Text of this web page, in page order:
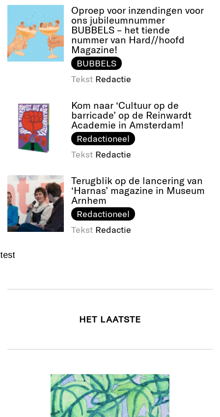
Oproep voor inzendingen voor
ons jubileumnummer
BUBBELS – het tiende
nummer van Hard//hoofd
Magazine!
BUBBELS
Tekst Redactie
Kom naar ‘Cultuur op de
barricade’ op de Reinwardt
Academie in Amsterdam!
Redactioneel
Tekst Redactie
Terugblik op de lancering van
‘Harnas’ magazine in Museum
Arnhem
Redactioneel
Tekst Redactie
test
HET LAATSTE